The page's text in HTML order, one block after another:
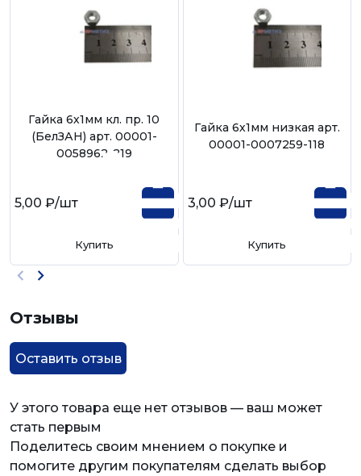
Гайка 6х1мм кл. пр. 10
(БелЗАН) арт. 00001-
0058962-219
5,00 ₽/шт
Купить
Гайка 6х1мм низкая арт.
00001-0007259-118
3,00 ₽/шт
Купить
Отзывы
Оставить отзыв
У этого товара еще нет отзывов — ваш может
стать первым
Поделитесь своим мнением о покупке и
помогите другим покупателям сделать выбор